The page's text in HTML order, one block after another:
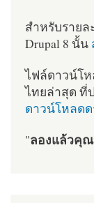
สำหรับราย
Drupal 8 นั้น
ไฟล์ดาวน์โห
ไทยล่าสุด ที่
ดาวน์โหลด
"ลองแล้วคุ